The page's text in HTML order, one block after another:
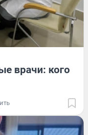
врачи: кого